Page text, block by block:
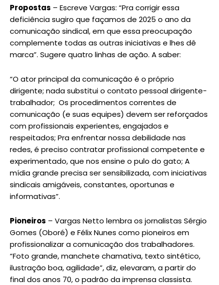
Propostas – Escreve Vargas: “Pra corrigir essa
deficiência sugiro que façamos de 2025 o ano da
comunicação sindical, em que essa preocupação
complemente todas as outras iniciativas e lhes dê
marca”. Sugere quatro linhas de ação. A saber:
“O ator principal da comunicação é o próprio
dirigente; nada substitui o contato pessoal dirigente-
trabalhador; Os procedimentos correntes de
comunicação (e suas equipes) devem ser reforçados
com profissionais experientes, engajados e
respeitados; Pra enfrentar nossa debilidade nas
redes, é preciso contratar profissional competente e
experimentado, que nos ensine o pulo do gato; A
mídia grande precisa ser sensibilizada, com iniciativas
sindicais amigáveis, constantes, oportunas e
informativas”.
Pioneiros – Vargas Netto lembra os jornalistas Sérgio
Gomes (Oboré) e Félix Nunes como pioneiros em
profissionalizar a comunicação dos trabalhadores.
“Foto grande, manchete chamativa, texto sintético,
ilustração boa, agilidade”, diz, elevaram, a partir do
final dos anos 70, o padrão da imprensa classista.